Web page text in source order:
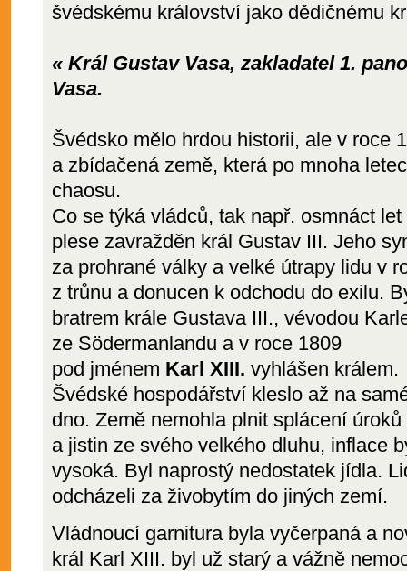
švédskému království jako dědičnému
« Král Gustav Vasa, zakladatel 1.
Vasa.
Švédsko mělo hrdou historii, ale v roce
a zbídačená země, která po mnoha
chaosu.
Co se týká vládců, tak např. osmnáct
plese zavražděn král Gustav III. Jeho
za prohrané války a velké útrapy lidu v
z trůnu a donucen k odchodu do exilu.
bratrem krále Gustava III., vévodou
ze Södermanlandu a v roce 1809
pod jménem Karl XIII. vyhlášen králem.
Švédské hospodářství kleslo až na
dno. Země nemohla plnit splácení úroků
a jistin ze svého velkého dluhu, inflace
vysoká. Byl naprostý nedostatek jídla.
odcházeli za živobytím do jiných zemí.
Vládnoucí garnitura byla vyčerpaná a
král Karl XIII. byl už starý a vážně